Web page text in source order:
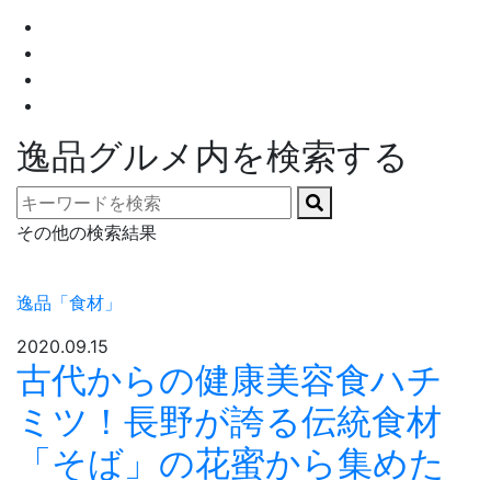
逸品グルメ内を検索する
その他の検索結果
逸品「食材」
2020.09.15
古代からの健康美容食ハチ
ミツ！長野が誇る伝統食材
「そば」の花蜜から集めた